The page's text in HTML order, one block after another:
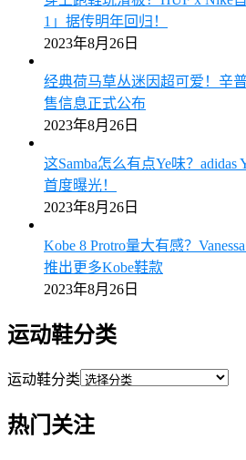
1」据传明年回归！
2023年8月26日
经典荷马草丛迷因超可爱！辛普
售信息正式公布
2023年8月26日
这Samba怎么有点Ye味？adidas
首度曝光！
2023年8月26日
Kobe 8 Protro量大有感？
推出更多Kobe鞋款
2023年8月26日
运动鞋分类
运动鞋分类
热门关注